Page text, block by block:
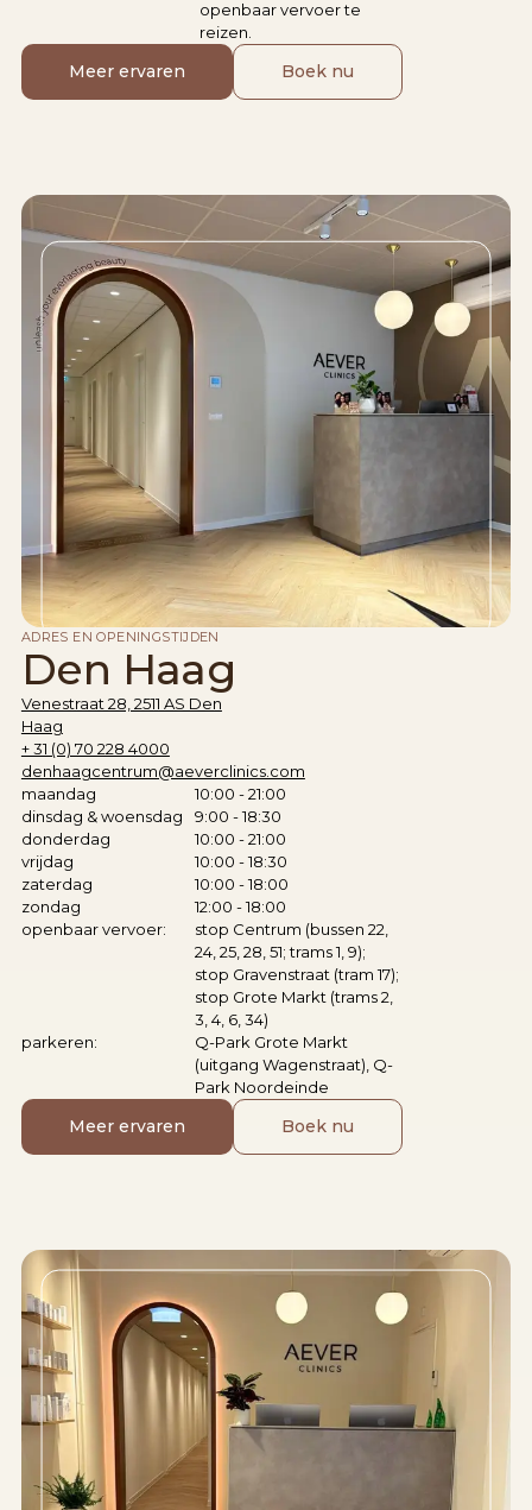
openbaar vervoer te
reizen.
Meer ervaren Boek nu
ADRES EN OPENINGSTIJDEN
Den Haag
Venestraat 28, 2511 AS Den
Haag
+ 31 (0) 70 228 4000
denhaagcentrum@aeverclinics.com
maandag
10:00 - 21:00
dinsdag & woensdag
9:00 - 18:30
donderdag
10:00 - 21:00
vrijdag
10:00 - 18:30
zaterdag
10:00 - 18:00
zondag
12:00 - 18:00
openbaar vervoer:
stop Centrum (bussen 22,
24, 25, 28, 51; trams 1, 9);
stop Gravenstraat (tram 17);
stop Grote Markt (trams 2,
3, 4, 6, 34)
parkeren:
Q-Park Grote Markt
(uitgang Wagenstraat), Q-
Park Noordeinde
Meer ervaren Boek nu